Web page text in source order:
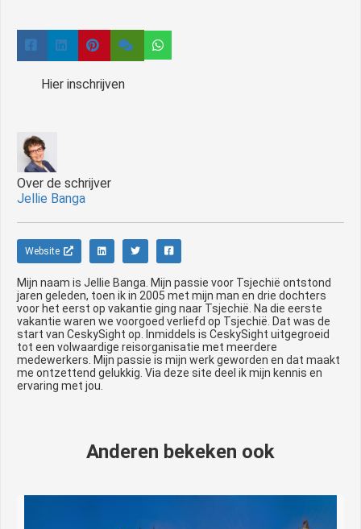
Hier inschrijven
Over de schrijver
Jellie Banga
Website
Mijn naam is Jellie Banga. Mijn passie voor Tsjechië ontstond
jaren geleden, toen ik in 2005 met mijn man en drie dochters
voor het eerst op vakantie ging naar Tsjechië. Na die eerste
vakantie waren we voorgoed verliefd op Tsjechië. Dat was de
start van CeskySight op. Inmiddels is CeskySight uitgegroeid
tot een volwaardige reisorganisatie met meerdere
medewerkers. Mijn passie is mijn werk geworden en dat maakt
me ontzettend gelukkig. Via deze site deel ik mijn kennis en
ervaring met jou.
Anderen bekeken ook